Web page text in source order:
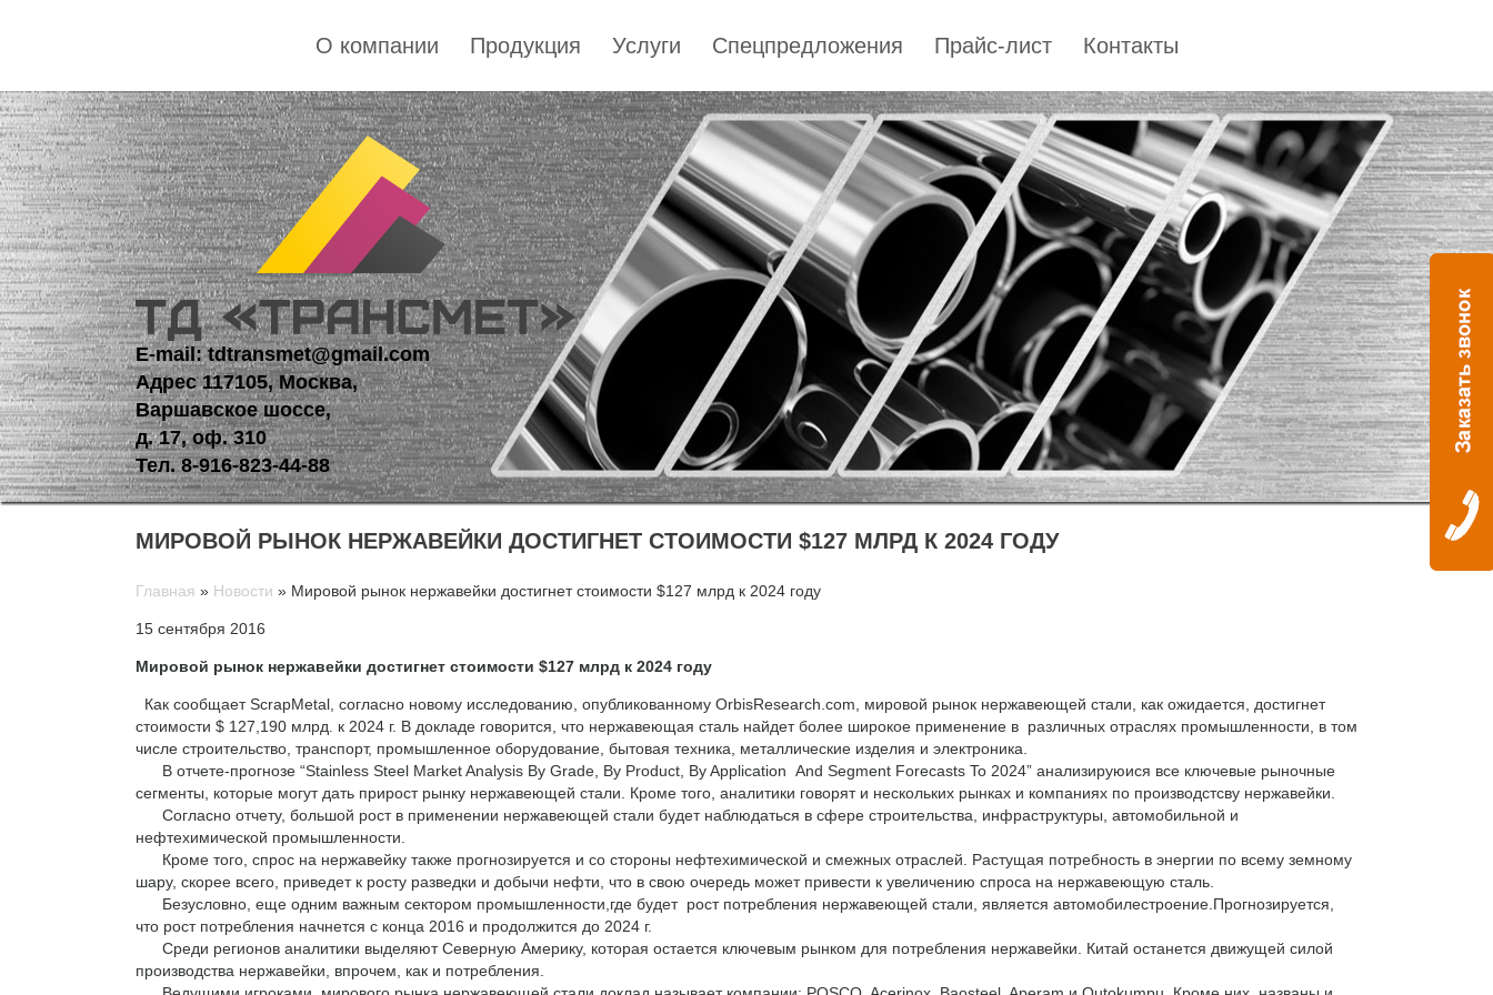
О компании Продукция Услуги Спецпредложения Прайс-лист Контакты
E-mail: tdtransmet@gmail.com
Адрес 117105, Москва,
Варшавское шоссе,
д. 17, оф. 310
Тел.8-916-823-44-88
МИРОВОЙ РЫНОК НЕРЖАВЕЙКИ ДОСТИГНЕТ СТОИМОСТИ $127 МЛРД К 2024 ГОДУ
Главная » Новости » Мировой рынок нержавейки достигнет стоимости $127 млрд к 2024 году
15 сентября 2016
Мировой рынок нержавейки достигнет стоимости $127 млрд к 2024 году
Как сообщает ScrapMetal, согласно новому исследованию, опубликованному OrbisResearch.com, мировой рынок нержавеющей стали, как ожидается, достигнет
стоимости $ 127,190 млрд. к 2024 г. В докладе говорится, что нержавеющая сталь найдет более широкое применение в различных отраслях промышленности, в том
числе строительство, транспорт, промышленное оборудование, бытовая техника, металлические изделия и электроника.
В отчете-прогнозе “Stainless Steel Market Analysis By Grade, By Product, By Application And Segment Forecasts To 2024” анализируюися все ключевые рыночные
сегменты, которые могут дать прирост рынку нержавеющей стали. Кроме того, аналитики говорят и нескольких рынках и компаниях по производстсву нержавейки.
Согласно отчету, большой рост в применении нержавеющей стали будет наблюдаться в сфере строительства, инфраструктуры, автомобильной и
нефтехимической промышленности.
Кроме того, спрос на нержавейку также прогнозируется и со стороны нефтехимической и смежных отраслей. Растущая потребность в энергии по всему земному
шару, скорее всего, приведет к росту разведки и добычи нефти, что в свою очередь может привести к увеличению спроса на нержавеющую сталь.
Безусловно, еще одним важным сектором промышленности,где будет рост потребления нержавеющей стали, является автомобилестроение.Прогнозируется,
что рост потребления начнется с конца 2016 и продолжится до 2024 г.
Среди регионов аналитики выделяют Северную Америку, которая остается ключевым рынком для потребления нержавейки. Китай останется движущей силой
производства нержавейки, впрочем, как и потребления.